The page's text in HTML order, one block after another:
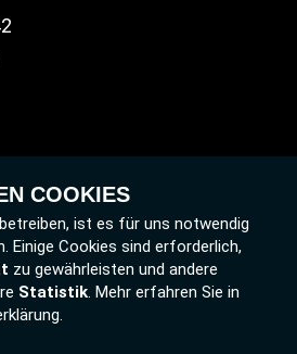
COOKIES
ist es für uns notwendig
Einige Cookies sind erforderlich,
zu gewährleisten und andere
Statistik. Mehr erfahren Sie in